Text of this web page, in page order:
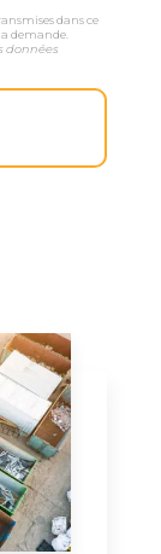
dans ce
demande.
données